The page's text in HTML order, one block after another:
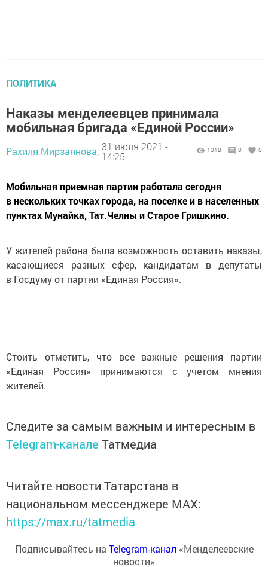
ПОЛИТИКА
Наказы менделеевцев принимала
мобильная бригада «Единой России»
Рахиля Мирзаянова, 31 июля 2021 -
14:25
1318 0 0
Мобильная приемная партии работала сегодня
в нескольких точках города, на поселке и в населенных
пунктах Мунайка, Тат.Челны и Старое Гришкино.
У жителей района была возможность оставить наказы,
касающиеся разных сфер, кандидатам в депутаты
в Госдуму от партии «Единая Россия».
Стоить отметить, что все важные решения партии
«Единая Россия» принимаются с учетом мнения
жителей.
Следите за самым важным и интересным в
Telegram-канале Татмедиа
Читайте новости Татарстана в
национальном мессенджере MАХ:
https://max.ru/tatmedia
Подписывайтесь на Telegram-канал «Менделеевские
новости»